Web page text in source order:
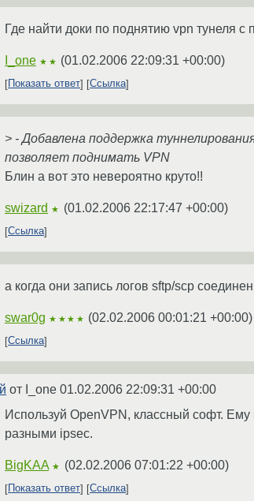
Где найти доки по поднятию vpn тунеля
I_one ★★ (01.02.2006 22:09:31 +00:00)
Показать ответ Ссылка
> - Добавлена поддержка
позволяет поднимать VPN
Блин а вот это невероятно круто!!
swizard ★ (01.02.2006 22:17:47 +00:00)
Ссылка
а когда они запись логов sftp/scp
swar0g ★★★★ (02.02.2006 00:01:21 +00:00)
Ссылка
от I_one 01.02.2006 22:09:31 +00:00
Используй OpenVPN, классный софт. Ему
разными ipsec.
BigKAA ★ (02.02.2006 07:01:22 +00:00)
Показать ответ Ссылка